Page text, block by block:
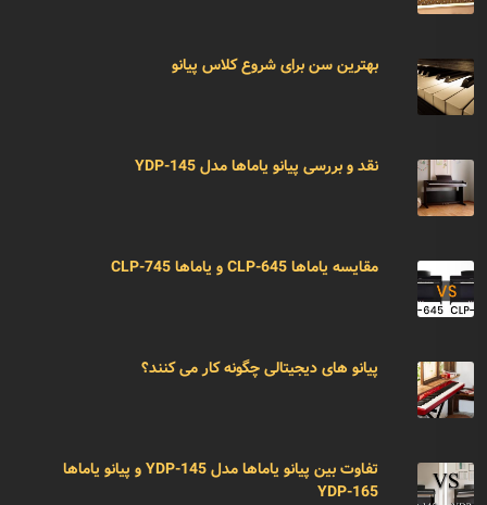
بهترین سن برای شروع کلاس پیانو
نقد و بررسی پیانو یاماها مدل YDP-145
مقایسه یاماها CLP-645 و یاماها CLP-745
پیانو های دیجیتالی چگونه کار می کنند؟
تفاوت بین پیانو یاماها مدل YDP-145 و پیانو یاماها
YDP-165